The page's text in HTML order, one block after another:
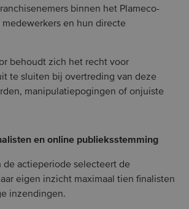
binnen het Plameco-
medewerkers en hun directe
behoudt zich het recht voor
te sluiten bij overtreding van deze
manipulatiepogingen of onjuiste
en online publieksstemming
de actieperiode selecteert de
eigen inzicht maximaal tien finalisten
inzendingen.